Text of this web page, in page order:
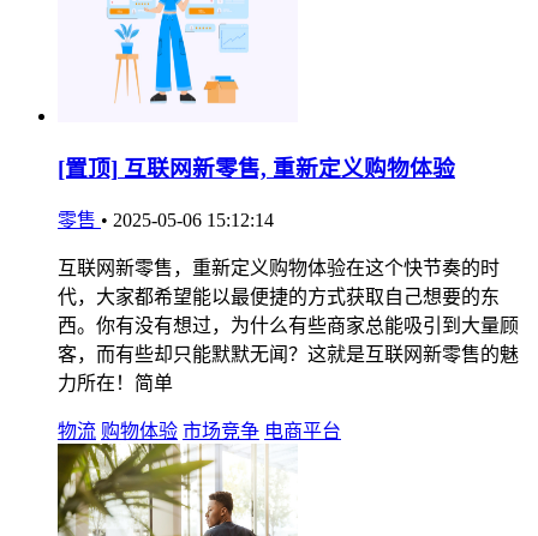
[置顶] 互联网新零售, 重新定义购物体验
零售 • 2025-05-06 15:12:14
互联网新零售，重新定义购物体验在这个快节奏的时
代，大家都希望能以最便捷的方式获取自己想要的东
西。你有没有想过，为什么有些商家总能吸引到大量顾
客，而有些却只能默默无闻？这就是互联网新零售的魅
力所在！简单
物流 购物体验 市场竞争 电商平台